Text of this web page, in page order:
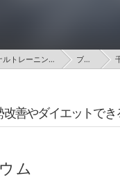
大阪のパーソナルトレーニングはLISIGN ブログ
改善やダイエットでき
ム